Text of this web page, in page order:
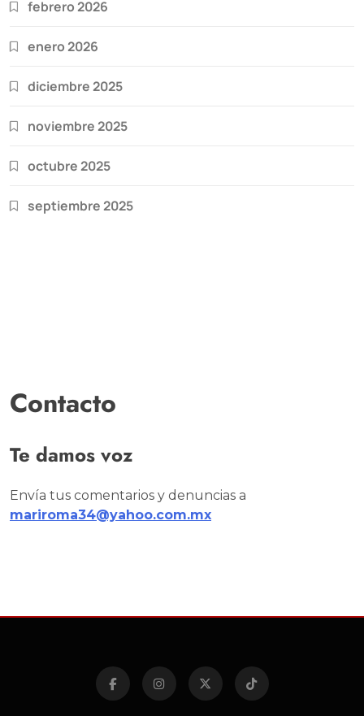
febrero 2026
enero 2026
diciembre 2025
noviembre 2025
octubre 2025
septiembre 2025
Contacto
Te damos voz
Envía tus comentarios y denuncias a
mariroma34@yahoo.com.mx